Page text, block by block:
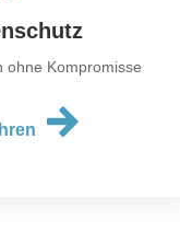
ohne Kompromisse